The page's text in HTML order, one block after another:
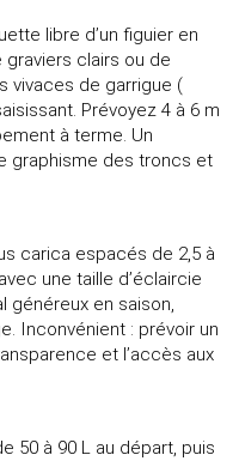
libre d’un figuier en
clairs ou de
vivaces de garrigue (
Prévoyez 4 à 6 m
à terme. Un
graphisme des troncs et
carica espacés de 2,5 à
une taille d’éclaircie
généreux en saison,
Inconvénient : prévoir un
et l’accès aux
50 à 90 L au départ, puis